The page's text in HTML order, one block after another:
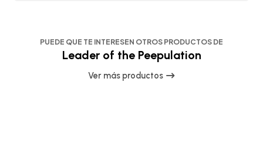
PUEDE QUE TE INTERESEN OTROS PRODUCTOS DE
Leader of the Peepulation
Ver más productos